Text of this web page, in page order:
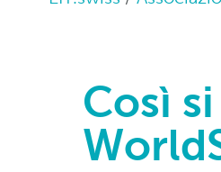
Così